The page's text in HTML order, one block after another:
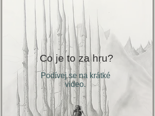
Co je to za hru?
Podívej se na krátké
video.